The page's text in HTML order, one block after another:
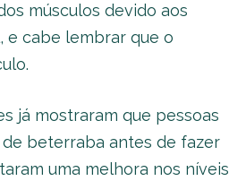
músculos devido aos
e cabe lembrar que o
já mostraram que pessoas
beterraba antes de fazer
uma melhora nos níveis